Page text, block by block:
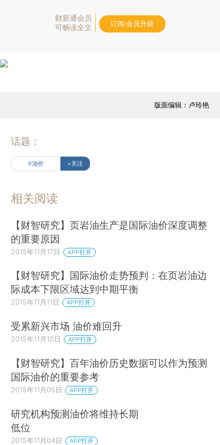
财新通会员
可畅读全文
订阅/会员升级
版面编辑：卢玲艳
话题：
#油价 +关注
相关阅读
【财智研究】页岩油生产是国际油价深度调整
的重要原因
2015年11月17日 APP打开
【财智研究】国际油价走势预判：在页岩油边
际成本下限区域达到中期平衡
2015年11月11日 APP打开
受累新兴市场 油价难回升
2015年11月10日 APP打开
【财智研究】百年油价历史数据可以作为预测
国际油价的重要参考
2015年11月05日 APP打开
研究机构预测油价将维持长期
低位
2015年11月04日 APP打开